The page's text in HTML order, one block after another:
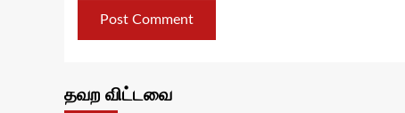
தவற விட்டவை